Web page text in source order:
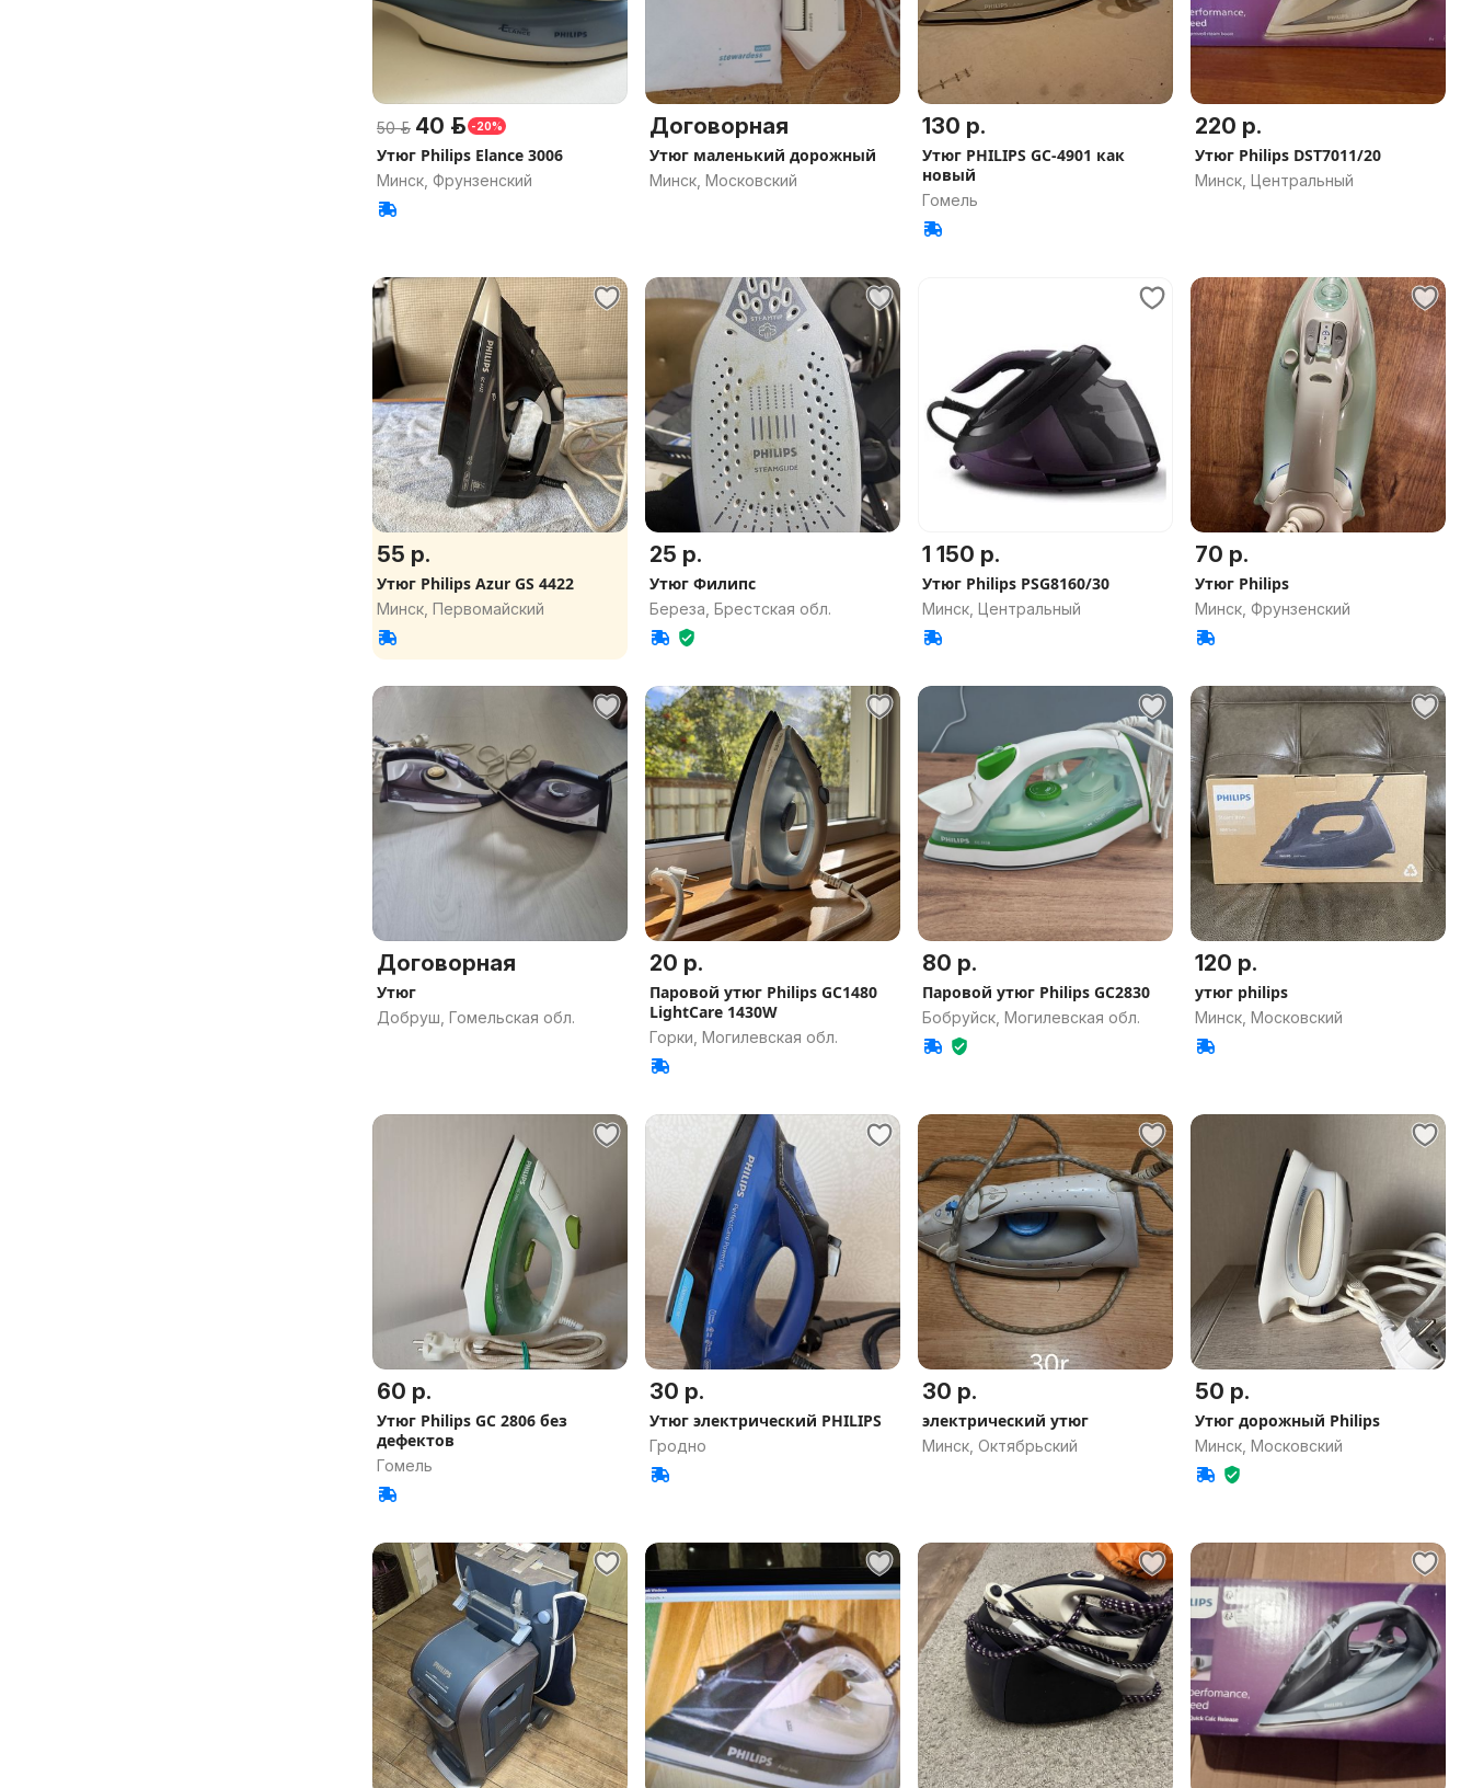
50 р. 40 р. -20%
Утюг Philips Elance 3006
Минск, Фрунзенский
Договорная
Утюг маленький дорожный
Минск, Московский
130 р.
Утюг PHILIPS GC-4901 как
новый
Гомель
220 р.
Утюг Philips DST7011/20
Минск, Центральный
55 р.
Утюг Philips Azur GS 4422
Минск, Первомайский
25 р.
Утюг Филипс
Береза, Брестская обл.
1 150 р.
Утюг Philips PSG8160/30
Минск, Центральный
70 р.
Утюг Philips
Минск, Фрунзенский
Договорная
Утюг
Добруш, Гомельская обл.
20 р.
Паровой утюг Philips GC1480
LightCare 1430W
Горки, Могилевская обл.
80 р.
Паровой утюг Philips GC2830
Бобруйск, Могилевская обл.
120 р.
утюг philips
Минск, Московский
60 р.
Утюг Philips GC 2806 без
дефектов
Гомель
30 р.
Утюг электрический PHILIPS
Гродно
30 р.
электрический утюг
Минск, Октябрьский
50 р.
Утюг дорожный Philips
Минск, Московский